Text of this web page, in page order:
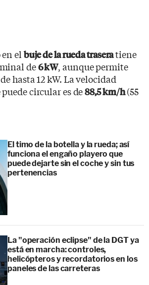
el buje de la rueda traseratiene
de6 kW, aunque permite
hasta 12 kW. La velocidad
circular es de88,5 km/h(55
El timo de la botella y la rueda; así
funciona el engaño playero que
puede dejarte sin el coche y sin tus
pertenencias
La "operación eclipse" de la DGT ya
está en marcha: controles,
helicópteros y recordatorios en los
paneles de las carreteras